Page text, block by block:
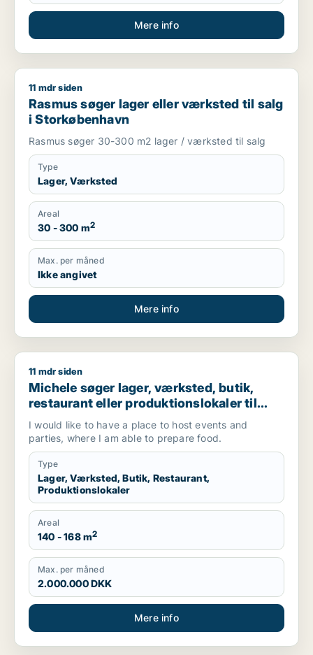
Mere info
Rasmus søger lager eller værksted til salg i Storkøbenhavn
11 mdr siden
Rasmus søger lager eller værksted til salg
i Storkøbenhavn
Rasmus søger 30-300 m2 lager / værksted til salg
Type
Lager, Værksted
Areal
30 - 300 m2
Max. per måned
Ikke angivet
Mere info
Michele søger lager, værksted, butik, restaurant eller
11 mdr siden
Michele søger lager, værksted, butik,
restaurant eller produktionslokaler til
salg i Valby, Glostrup eller Brøndby m.fl.
I would like to have a place to host events and
parties, where I am able to prepare food.
Type
Lager, Værksted, Butik, Restaurant,
Produktionslokaler
Areal
140 - 168 m2
Max. per måned
2.000.000 DKK
Mere info